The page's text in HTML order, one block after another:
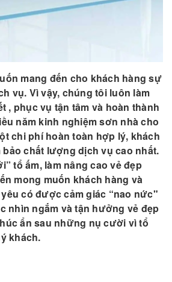
mang đến cho khách hàng sự
vụ. Vì vậy, chúng tôi luôn làm
, phục vụ tận tâm và hoàn thành
năm kinh nghiệm sơn nhà cho
chi phí hoàn toàn hợp lý, khách
chất lượng dịch vụ cao nhất.
tổ ấm, làm nâng cao vẻ đẹp
mong muốn khách hàng và
có được cảm giác “nao nức"
nhìn ngắm và tận hưởng vẻ đẹp
ẩn sau những nụ cười vì tổ
khách.